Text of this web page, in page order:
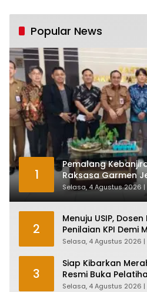
Popular News
1
Pemalang
Raksasa Garmen
Pabrik dan Serap
Selasa, 4 Agustus 2026 |
2
Menuju USIP,
Penilaian KPI Demi
Selasa, 4 Agustus 2026 |
3
Siap Kibarkan
Resmi Buka
Selasa, 4 Agustus 2026 |